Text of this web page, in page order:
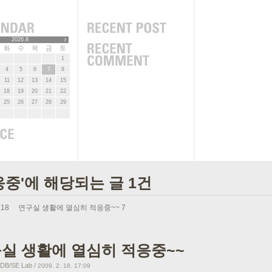
2026.8
화 수 목 금 토
1
4
5 6 7
8
11
12 13 14
15
18
19 20 21
22
25
26 27 28 29
중'에 해당되는 글 1건
연구실 생활에 열심히 적응중~~ 7
생활에 열심히 적응중~~
SE Lab / 2009. 2. 18. 17:09